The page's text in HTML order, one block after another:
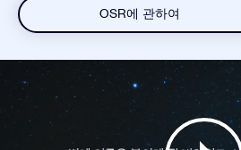
OSR에 관하여